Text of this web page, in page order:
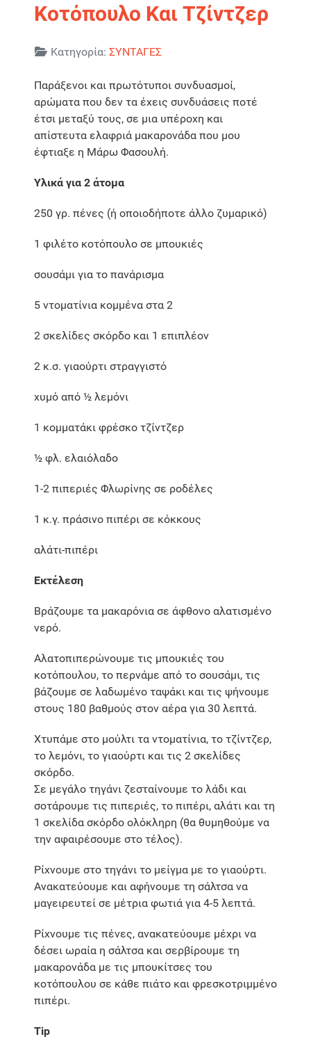
Κοτόπουλο Και Τζίντζερ
Λεπτομέρειες
Κατηγορία: ΣΥΝΤΑΓΕΣ
Παράξενοι και πρωτότυποι συνδυασμοί,
αρώματα που δεν τα έχεις συνδυάσεις ποτέ
έτσι μεταξύ τους, σε μια υπέροχη και
απίστευτα ελαφριά μακαρονάδα που μου
έφτιαξε η Μάρω Φασουλή.
Υλικά για 2 άτομα
250 γρ. πένες (ή οποιοδήποτε άλλο ζυμαρικό)
1 φιλέτο κοτόπουλο σε μπουκιές
σουσάμι για το πανάρισμα
5 ντοματίνια κομμένα στα 2
2 σκελίδες σκόρδο και 1 επιπλέον
2 κ.σ. γιαούρτι στραγγιστό
χυμό από ½ λεμόνι
1 κομματάκι φρέσκο τζίντζερ
½ φλ. ελαιόλαδο
1-2 πιπεριές Φλωρίνης σε ροδέλες
1 κ.γ. πράσινο πιπέρι σε κόκκους
αλάτι-πιπέρι
Εκτέλεση
Βράζουμε τα μακαρόνια σε άφθονο αλατισμένο
νερό.
Αλατοπιπερώνουμε τις μπουκιές του
κοτόπουλου, το περνάμε από το σουσάμι, τις
βάζουμε σε λαδωμένο ταψάκι και τις ψήνουμε
στους 180 βαθμούς στον αέρα για 30 λεπτά.
Χτυπάμε στο μούλτι τα ντοματίνια, το τζίντζερ,
το λεμόνι, το γιαούρτι και τις 2 σκελίδες
σκόρδο.
Σε μεγάλο τηγάνι ζεσταίνουμε το λάδι και
σοτάρουμε τις πιπεριές, το πιπέρι, αλάτι και τη
1 σκελίδα σκόρδο ολόκληρη (θα θυμηθούμε να
την αφαιρέσουμε στο τέλος).
Ρίχνουμε στο τηγάνι το μείγμα με το γιαούρτι.
Ανακατεύουμε και αφήνουμε τη σάλτσα να
μαγειρευτεί σε μέτρια φωτιά για 4-5 λεπτά.
Ρίχνουμε τις πένες, ανακατεύουμε μέχρι να
δέσει ωραία η σάλτσα και σερβίρουμε τη
μακαρονάδα με τις μπουκίτσες του
κοτόπουλου σε κάθε πιάτο και φρεσκοτριμμένο
πιπέρι.
Tip